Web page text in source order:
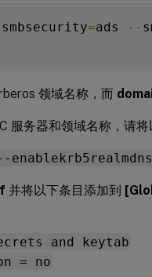
smbsecurity=ads --
领域名称，而
服务器和领域名称，请
并将以下条目添加到
and keytab
= no